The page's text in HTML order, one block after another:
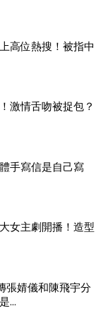
高位熱搜！被指中
激情舌吻被捉包？
手寫信是自己寫
女主劇開播！造型
張婧儀和陳飛宇分
…